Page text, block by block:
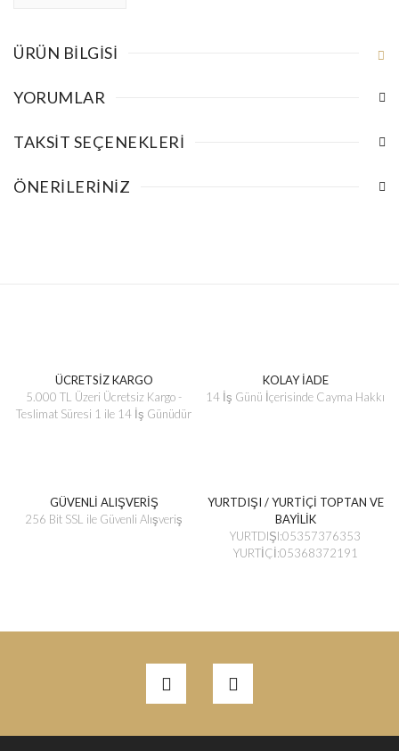
ÜRÜN BILGISI
YORUMLAR
TAKSIT SEÇENEKLERI
ÖNERILERINIZ
ÜCRETSİZ KARGO
5.000 TL Üzeri Ücretsiz Kargo -
Teslimat Süresi 1 ile 14 İş Günüdür
KOLAY İADE
14 İş Günü İçerisinde Cayma Hakkı
GÜVENLİ ALIŞVERİŞ
256 Bit SSL ile Güvenli Alışveriş
YURTDIŞI / YURTİÇİ TOPTAN VE
BAYİLİK
YURTDIŞI:05357376353
YURTİÇİ:05368372191